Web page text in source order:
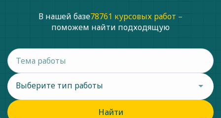
В нашей базе78761 курсовых работ –
поможем найти подходящую
Выберите тип работы
Найти